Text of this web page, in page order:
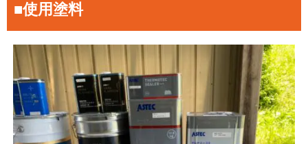
■使用塗料